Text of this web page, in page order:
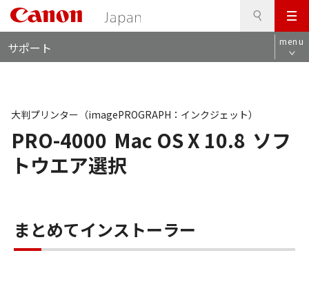
メ
ニ
ュ
サポート menu
PRO-4000 Mac OS X 10.8 ソフ
トウエア選択
大判プリンター（imagePROGRAPH：インクジェット）
まとめてインストーラー